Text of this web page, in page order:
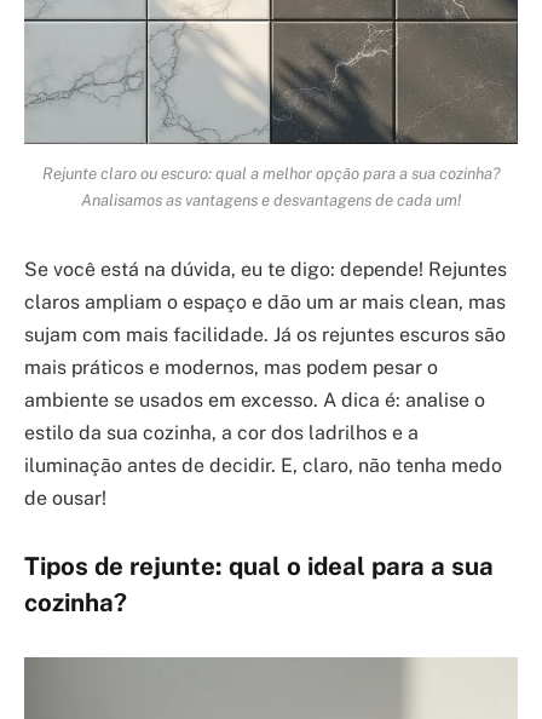
Rejunte claro ou escuro: qual a melhor opção para a sua cozinha?
Analisamos as vantagens e desvantagens de cada um!
Se você está na dúvida, eu te digo: depende! Rejuntes
claros ampliam o espaço e dão um ar mais clean, mas
sujam com mais facilidade. Já os rejuntes escuros são
mais práticos e modernos, mas podem pesar o
ambiente se usados em excesso. A dica é: analise o
estilo da sua cozinha, a cor dos ladrilhos e a
iluminação antes de decidir. E, claro, não tenha medo
de ousar!
Tipos de rejunte: qual o ideal para a sua
cozinha?